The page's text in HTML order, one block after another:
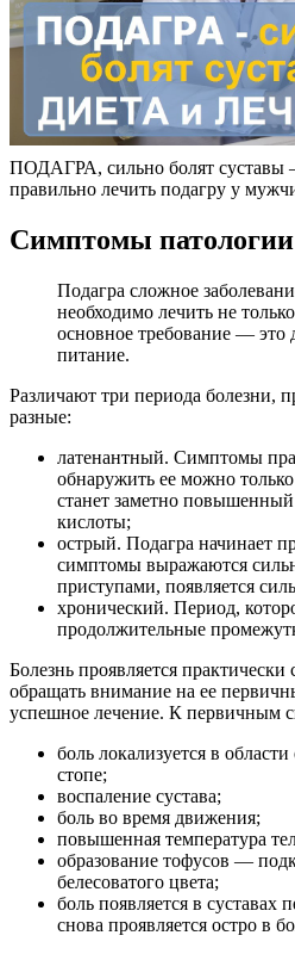
ПОДАГРА, сильно болят суставы
правильно лечить подагру у
Симптомы патологии
Подагра сложное
необходимо лечить не
основное требование — это
питание.
Различают три периода болезни,
разные:
латенантный. Симптомы
обнаружить ее можно
станет заметно
кислоты;
острый. Подагра начинает
симптомы выражаются
приступами, появляется
хронический. Период,
продолжительные
Болезнь проявляется практически
обращать внимание на ее
успешное лечение. К первичным
боль локализуется в
стопе;
воспаление сустава;
боль во время движения;
повышенная температура
образование тофусов —
белесоватого цвета;
боль появляется в суставах
снова проявляется остро в